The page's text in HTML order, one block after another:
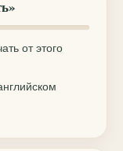
от этого